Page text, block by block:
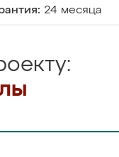
24 месяца